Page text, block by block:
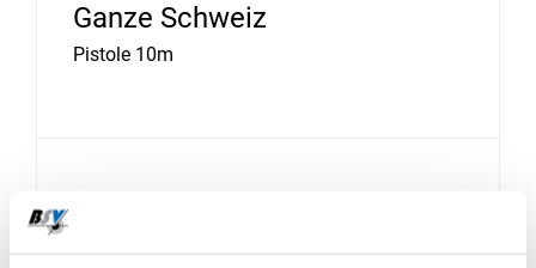
Ganze Schweiz
Pistole 10m